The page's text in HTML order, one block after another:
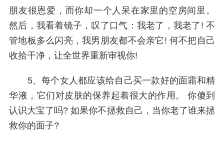
朋友很恩爱，而你却一个人呆在家里的空房间里。
然后，我看着镜子，叹了口气：我老了，我老了! 不
管地板多么闪亮，我男朋友都不会亲它! 何不把自己
收拾干净，让全世界重新审视你!
5、每个女人都应该给自己买一款好的面霜和精
华液，它们对皮肤的保养起着很大的作用。 你傻到
认识大宝了吗? 如果你不拯救自己，当你老了谁来拯
救你的面子?